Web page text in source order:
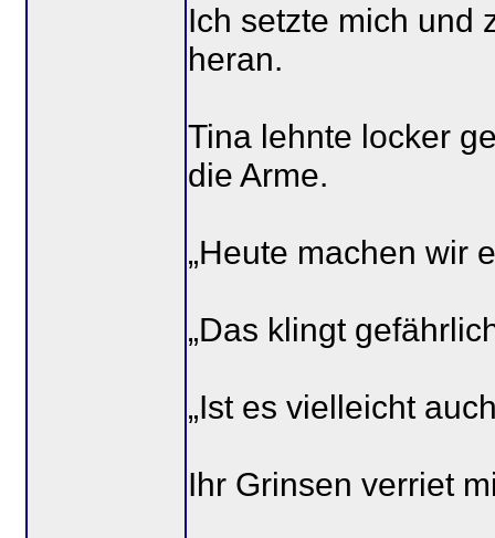
Ich setzte mich und
heran.
Tina lehnte locker
die Arme.
„Heute machen wir
„Das klingt
„Ist es vielleicht
Ihr Grinsen verriet